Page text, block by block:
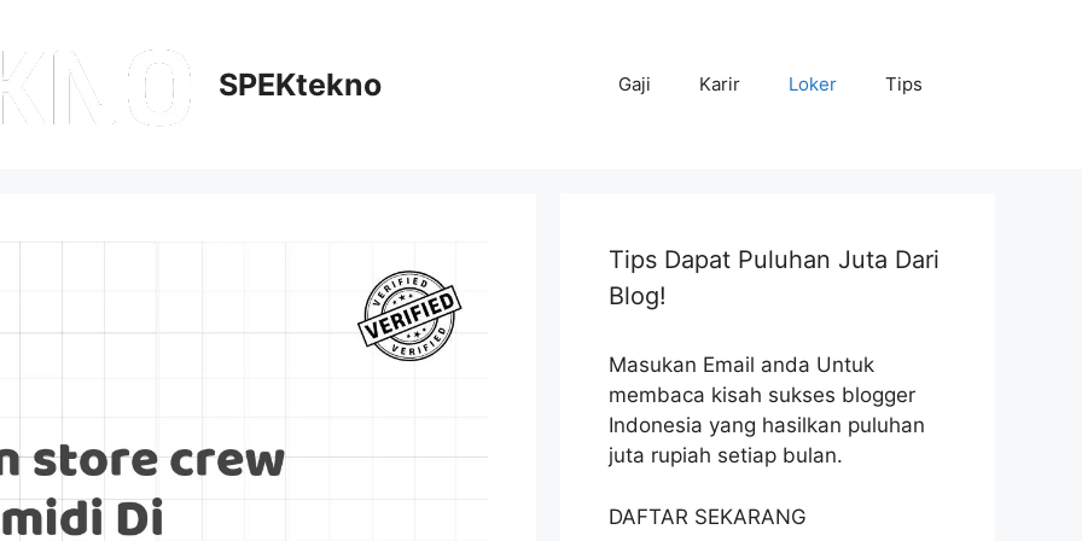
SPEKtekno Gaji Karir Loker Tips
Tips Dapat Puluhan Juta Dari
Blog!
Masukan Email anda Untuk
membaca kisah sukses blogger
Indonesia yang hasilkan puluhan
juta rupiah setiap bulan.
DAFTAR SEKARANG